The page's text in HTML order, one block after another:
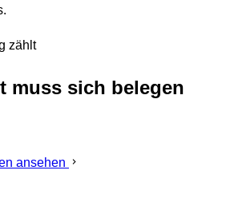
zählt
muss sich belegen
ansehen